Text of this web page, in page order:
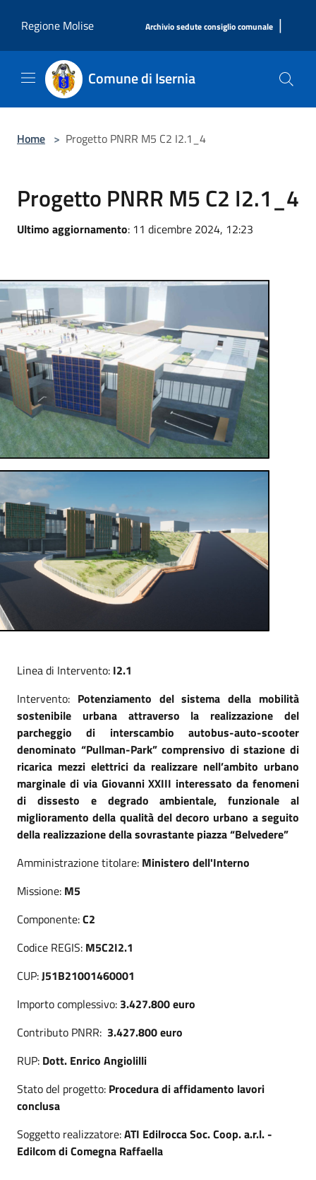
Regione Molise
Archivio sedute consiglio comunale |
Comune di Isernia
Home > Progetto PNRR M5 C2 I2.1_4
Progetto PNRR M5 C2 I2.1_4
Ultimo aggiornamento: 11 dicembre 2024, 12:23
Linea di Intervento: I2.1
Intervento: Potenziamento del sistema della mobilità
sostenibile urbana attraverso la realizzazione del
parcheggio di interscambio autobus-auto-scooter
denominato “Pullman-Park” comprensivo di stazione di
ricarica mezzi elettrici da realizzare nell’ambito urbano
marginale di via Giovanni XXIII interessato da fenomeni
di dissesto e degrado ambientale, funzionale al
miglioramento della qualità del decoro urbano a seguito
della realizzazione della sovrastante piazza “Belvedere”
Amministrazione titolare: Ministero dell'Interno
Missione: M5
Componente:C2
Codice REGIS: M5C2I2.1
CUP:J51B21001460001
Importo complessivo: 3.427.800 euro
Contributo PNRR: 3.427.800 euro
RUP: Dott. Enrico Angiolilli
Stato del progetto: Procedura di affidamento lavori
conclusa
Soggetto realizzatore:ATI Edilrocca Soc. Coop. a.r.l. -
Edilcom di Comegna Raffaella